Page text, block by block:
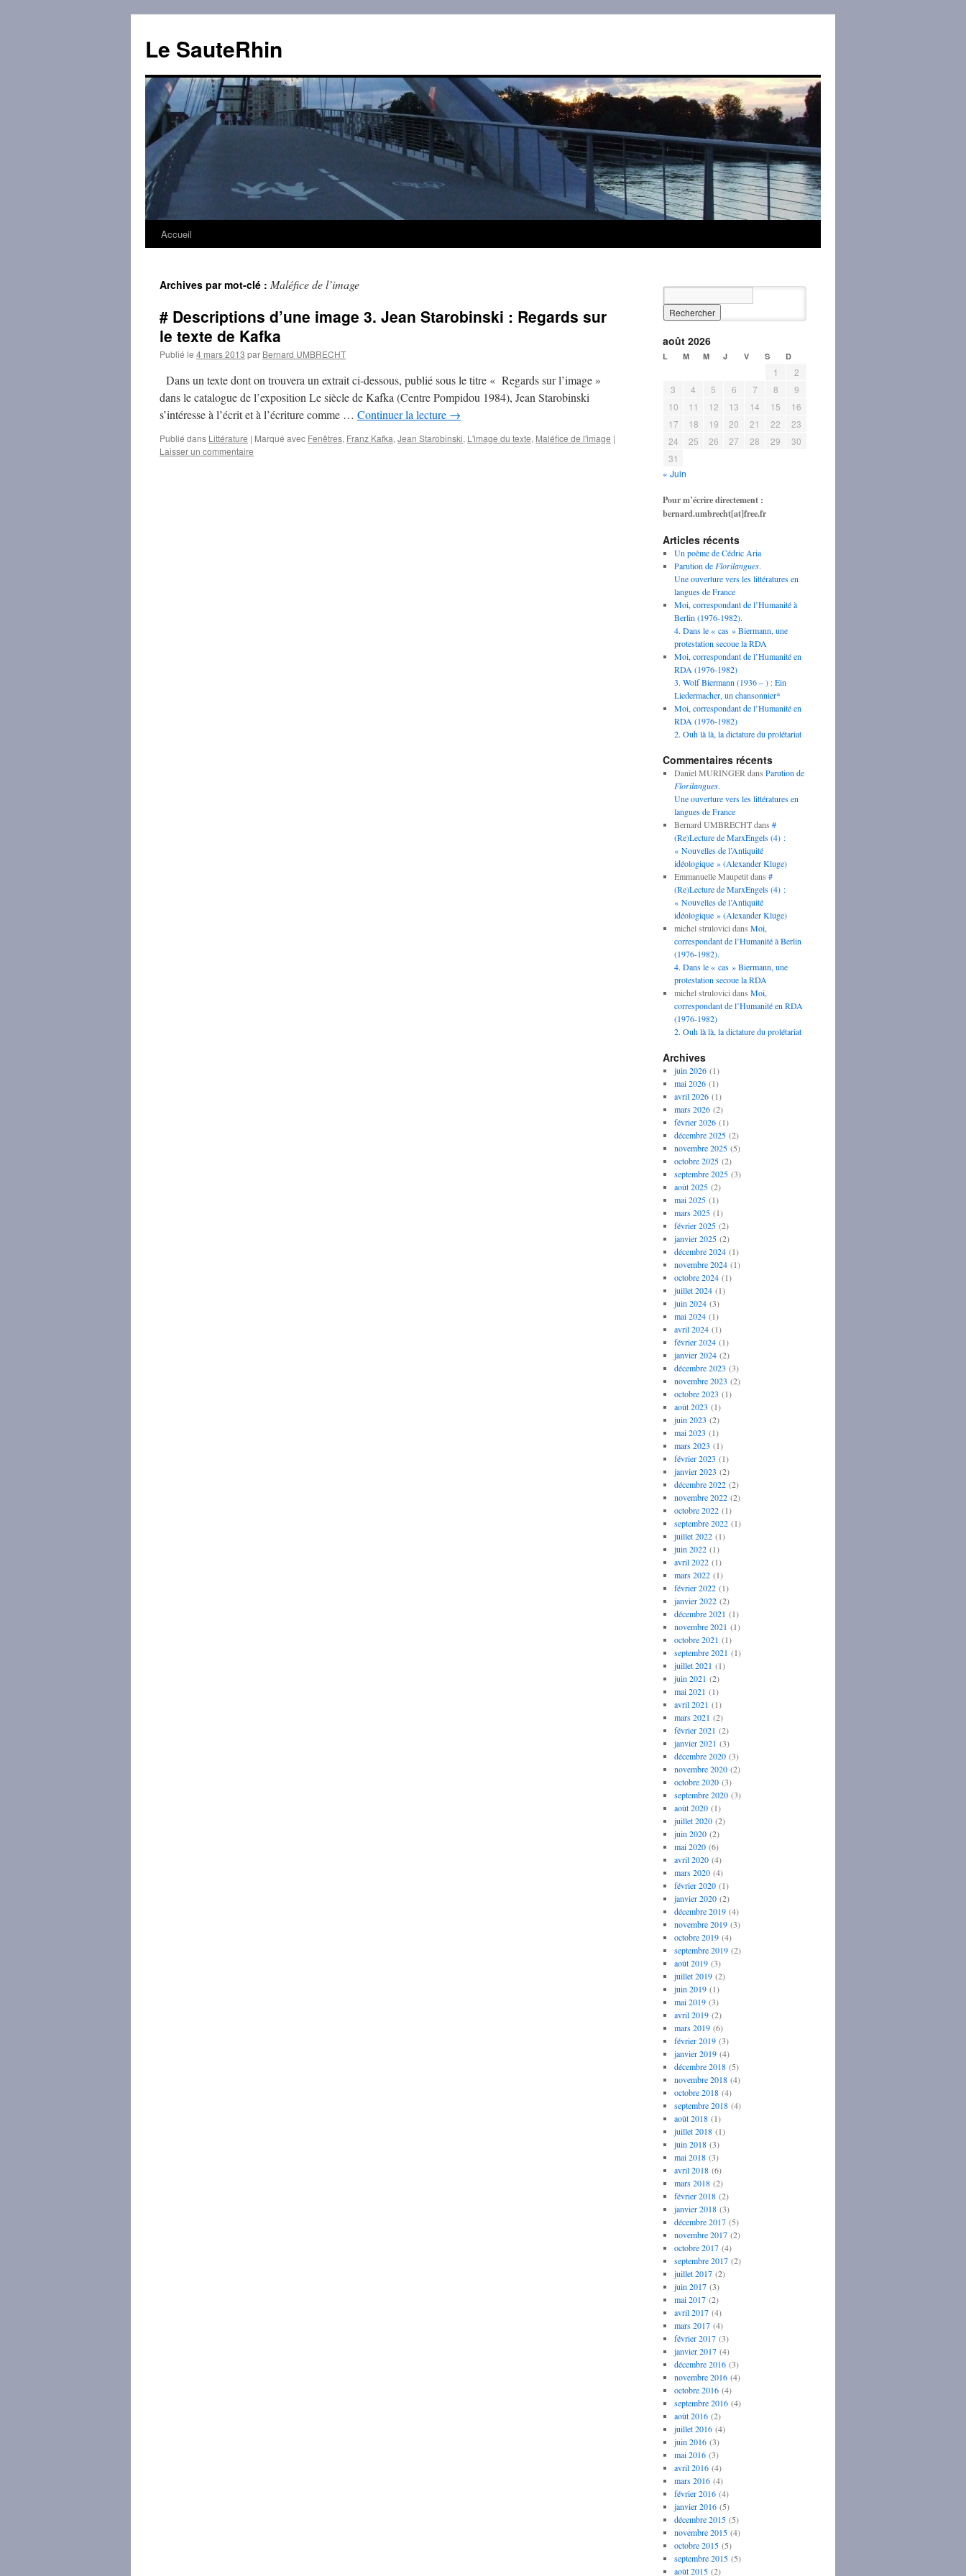
contenu
Le SauteRhin
Accueil
Archives par mot-clé : Maléfice de l’image
# Descriptions d’une image 3. Jean Starobinski : Regards sur
le texte de Kafka
Publié le 4 mars 2013 par Bernard UMBRECHT
Dans un texte dont on trouvera un extrait ci-dessous, publié sous le titre « Regards sur l’image »
dans le catalogue de l’exposition Le siècle de Kafka (Centre Pompidou 1984), Jean Starobinski
s’intéresse à l’écrit et à l’écriture comme … Continuer la lecture →
Publié dans Littérature | Marqué avec Fenêtres, Franz Kafka, Jean Starobinski, L'image du texte, Maléfice de l'image |
Laisser un commentaire
août 2026
L M M J V S D
1
2
3
4 5 6 7 8
9
10
11 12 13 14 15
16
17
18 19 20 21 22
23
24
25 26 27 28 29
30
31
« Juin
Pour m’écrire directement :
bernard.umbrecht[at]free.fr
Articles récents
Un poème de Cédric Aria
Parution de Florilangues.
Une ouverture vers les littératures en
langues de France
Moi, correspondant de l’Humanité à
Berlin (1976-1982).
4. Dans le « cas » Biermann, une
protestation secoue la RDA
Moi, correspondant de l’Humanité en
RDA (1976-1982)
3. Wolf Biermann (1936 – ) : Ein
Liedermacher, un chansonnier*
Moi, correspondant de l’Humanité en
RDA (1976-1982)
2. Ouh là là, la dictature du prolétariat
Commentaires récents
Daniel MURINGER dans Parution de
Florilangues.
Une ouverture vers les littératures en
langues de France
Bernard UMBRECHTdans #
(Re)Lecture de MarxEngels (4) :
« Nouvelles de l’Antiquité
idéologique » (Alexander Kluge)
Emmanuelle Maupetitdans #
(Re)Lecture de MarxEngels (4) :
« Nouvelles de l’Antiquité
idéologique » (Alexander Kluge)
michel strulovici dans Moi,
correspondant de l’Humanité à Berlin
(1976-1982).
4. Dans le « cas » Biermann, une
protestation secoue la RDA
michel strulovici dans Moi,
correspondant de l’Humanité en RDA
(1976-1982)
2. Ouh là là, la dictature du prolétariat
Archives
juin 2026(1)
mai 2026(1)
avril 2026(1)
mars 2026(2)
février 2026(1)
décembre 2025(2)
novembre 2025(5)
octobre 2025(2)
septembre 2025(3)
août 2025(2)
mai 2025(1)
mars 2025(1)
février 2025(2)
janvier 2025(2)
décembre 2024(1)
novembre 2024(1)
octobre 2024(1)
juillet 2024(1)
juin 2024(3)
mai 2024(1)
avril 2024(1)
février 2024(1)
janvier 2024(2)
décembre 2023 (3)
novembre 2023 (2)
octobre 2023 (1)
août 2023 (1)
juin 2023 (2)
mai 2023 (1)
mars 2023 (1)
février 2023 (1)
janvier 2023 (2)
décembre 2022(2)
novembre 2022(2)
octobre 2022(1)
septembre 2022(1)
juillet 2022(1)
juin 2022(1)
avril 2022(1)
mars 2022(1)
février 2022(1)
janvier 2022(2)
décembre 2021 (1)
novembre 2021 (1)
octobre 2021 (1)
septembre 2021 (1)
juillet 2021 (1)
juin 2021 (2)
mai 2021 (1)
avril 2021 (1)
mars 2021 (2)
février 2021 (2)
janvier 2021 (3)
décembre 2020(3)
novembre 2020(2)
octobre 2020(3)
septembre 2020(3)
août 2020(1)
juillet 2020(2)
juin 2020(2)
mai 2020(6)
avril 2020(4)
mars 2020(4)
février 2020(1)
janvier 2020(2)
décembre 2019(4)
novembre 2019(3)
octobre 2019(4)
septembre 2019(2)
août 2019(3)
juillet 2019(2)
juin 2019(1)
mai 2019(3)
avril 2019(2)
mars 2019(6)
février 2019(3)
janvier 2019(4)
décembre 2018(5)
novembre 2018(4)
octobre 2018(4)
septembre 2018(4)
août 2018(1)
juillet 2018(1)
juin 2018(3)
mai 2018(3)
avril 2018(6)
mars 2018(2)
février 2018(2)
janvier 2018(3)
décembre 2017(5)
novembre 2017(2)
octobre 2017(4)
septembre 2017(2)
juillet 2017(2)
juin 2017(3)
mai 2017(2)
avril 2017(4)
mars 2017(4)
février 2017(3)
janvier 2017(4)
décembre 2016(3)
novembre 2016(4)
octobre 2016(4)
septembre 2016(4)
août 2016(2)
juillet 2016(4)
juin 2016(3)
mai 2016(3)
avril 2016(4)
mars 2016(4)
février 2016(4)
janvier 2016(5)
décembre 2015(5)
novembre 2015(4)
octobre 2015(5)
septembre 2015(5)
août 2015(2)